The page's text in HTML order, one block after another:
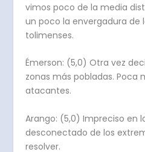
vimos poco de la media
un poco la envergadura de
tolimenses.
Émerson: (5,0) Otra vez
zonas más pobladas. Poca
atacantes.
Arango: (5,0) Impreciso en
desconectado de los
resolver.